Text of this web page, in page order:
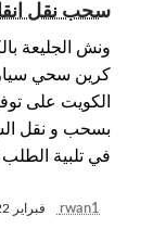
سحب نقل
ونش الجليعة
كرين سحي
الكويت على
بسحب و نقل
في تلبية
rwan1 فبراير 22, 2021